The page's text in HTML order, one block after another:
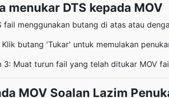
menukar DTS kepada MOV
fail menggunakan butang di atas atau
butang 'Tukar' untuk memulakan
3: Muat turun fail yang telah ditukar MOV
MOV Soalan Lazim